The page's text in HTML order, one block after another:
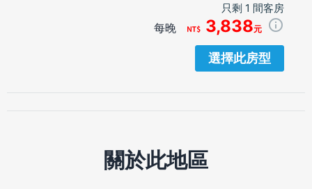
只剩 1 間客房
每晚 3,838元
選擇此房型
關於此地區